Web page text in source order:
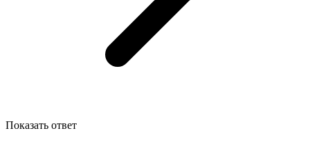
Показать ответ